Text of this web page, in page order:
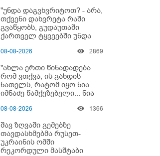
"უნდა დაგვხვრიტოთ? - არა,
თქვენი დახვრეტა რაში
გვაწყობს, გუდაუთაში
ქართველ ტყვეებში უნდა
08-08-2026 2869
"ახლა ერთი წინადადება
რომ ვთქვა, ის გახდის
ნათელს, რატომ იყო ნია
იმნაძე წამქეზებელი... ნია
ინფორმაციაა ეს" - რას
08-08-2026 1366
შავ ზღვაში გემებზე
თავდასხმებმა რუსეთ-
უკრაინის ომში
რეკორდული მასშტაბი